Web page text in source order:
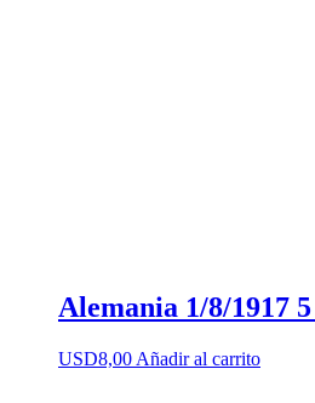
Alemania 1/8/1917
USD8,00 Añadir al carrito